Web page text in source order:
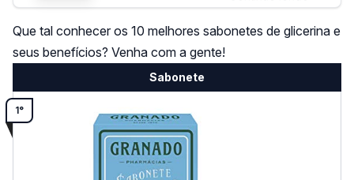
de Publicidade e Propaganda em
andamento pela Universidade Estadual
de Minas Gerais (UEMG).
Desde 2018, atua com produção de
conteúdos com foco em experiência do
Também realiza consultorias para
empresas que desejam iniciar
estratégias de Inbound Marketing.
Já trabalhou na maior agência de
Que tal conhecer os 10 melhores sabonetes de glicerina e
seus benefícios? Venha com a gente!
Sabonete
1°